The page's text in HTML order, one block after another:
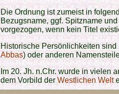
Die Ordnung ist zumeist in
Bezugsname, ggf. Spitzname
vorgezogen, wenn kein Titel
Historische Persönlichkeiten
Abbas) oder anderen
Im 20. Jh. n.Chr. wurde in vielen
dem Vorbild derWestlichen Welt